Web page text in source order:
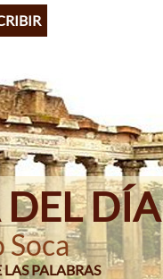
DÍA
Soca
PALABRAS